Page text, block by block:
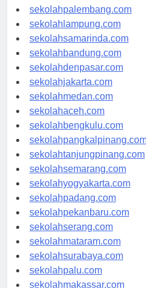
sekolahriau.com
sekolahpalembang.com
sekolahlampung.com
sekolahsamarinda.com
sekolahbandung.com
sekolahdenpasar.com
sekolahjakarta.com
sekolahmedan.com
sekolahaceh.com
sekolahbengkulu.com
sekolahpangkalpinang.com
sekolahtanjungpinang.com
sekolahsemarang.com
sekolahyogyakarta.com
sekolahpadang.com
sekolahpekanbaru.com
sekolahserang.com
sekolahmataram.com
sekolahsurabaya.com
sekolahpalu.com